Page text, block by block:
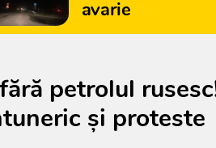
avarie
petrolul
și proteste